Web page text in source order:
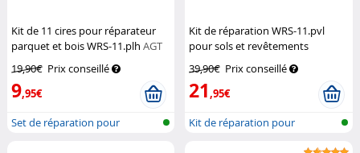
Kit de 11 cires pour réparateur
parquet et bois WRS-11.plh AGT
19,90€ Prix conseillé
9,95€
Set de réparation pour
Kit de réparation WRS-11.pvl
pour sols et revêtements
39,90€ Prix conseillé
21,95€
Kit de réparation pour